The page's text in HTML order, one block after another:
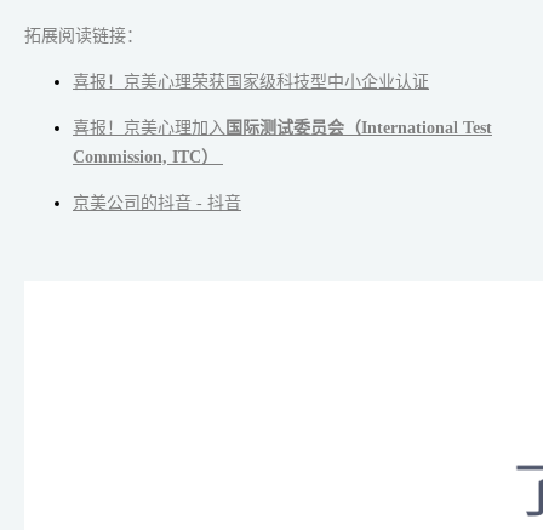
拓展阅读链接：
喜报！京美心理荣获国家级科技型中小企业认证
喜报！京美心理加入 国际测试委员会（International Test
Commission, ITC）
京美公司的抖音 - 抖音